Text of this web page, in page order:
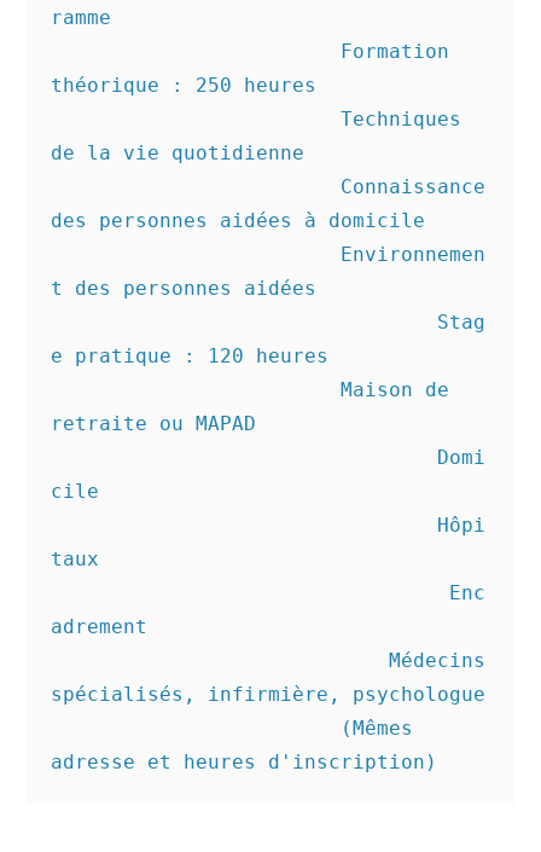
ramme
théorique : 250 heures
			Techniques
de la vie quotidienne
des personnes aidées à domicile
t des personnes aidées
e pratique : 120 heures
			Maison de
retraite ou MAPAD
cile
taux
adrement
spécialisés, infirmière, psychologue
adresse et heures d'inscription)